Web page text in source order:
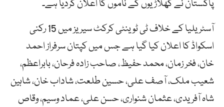
پاکستان نے کھلاڑیوں کے ناموں کا اعلان کردیا ہے۔
آسٹریلیا کے خلاف ٹی ٹوینٹی کرکٹ سیریز میں 15 رکنی
اسکواڈ کا اعلان کیا گیا ہے جس میں کپتان سرفراز احمد
خان، فخر زمان، محمد حفیظ، صاحب زادہ فرحان، بابراعظم،
شعیب ملک، آصف علی، حسین طلعت، شاداب خان، شاہین
شاہ آفریدی، عثمان شنواری، حسن علی، عماد وسیم، وقاص